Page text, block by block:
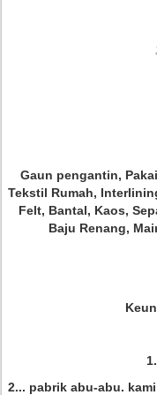
Gaun pengantin,
Tekstil Rumah,
Felt, Bantal, Kaos,
Baju Renang,
2... pabrik abu-abu.